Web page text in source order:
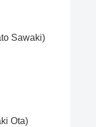
Sawaki)
Ota)